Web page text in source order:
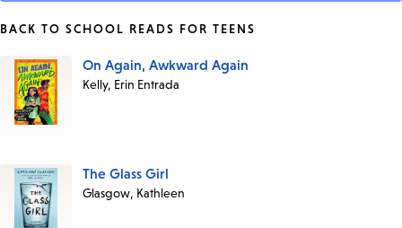
BACK TO SCHOOL READS FOR TEENS
Books
in
List
On Again, Awkward Again
Kelly, Erin Entrada
The Glass Girl
Glasgow, Kathleen